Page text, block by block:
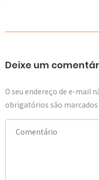
Deixe um
O seu endereço de e-mail
obrigatórios são